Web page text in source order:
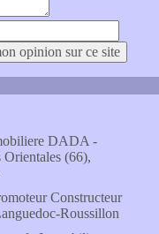
DADA -
(66),
Constructeur
Roussillon